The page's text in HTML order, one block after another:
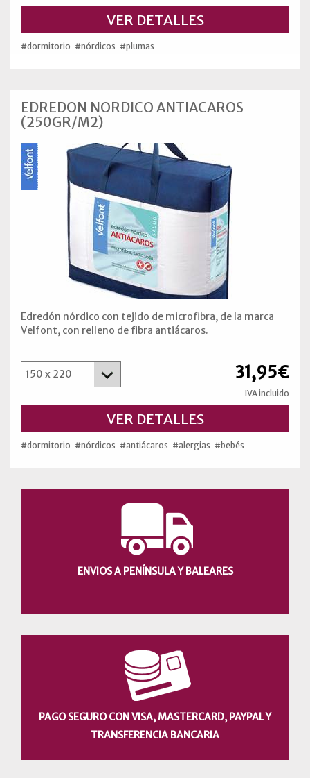
VER DETALLES
#dormitorio #nórdicos #plumas
EDREDÓN NÓRDICO ANTIÁCAROS
(250GR/M2)
Edredón nórdico con tejido de microfibra, de la marca
Velfont, con relleno de fibra antiácaros.
31,95€
IVA incluido
VER DETALLES
#dormitorio #nórdicos #antiácaros #alergias #bebés
ENVIOS A PENÍNSULA Y BALEARES
PAGO SEGURO CON VISA, MASTERCARD, PAYPAL Y
TRANSFERENCIA BANCARIA